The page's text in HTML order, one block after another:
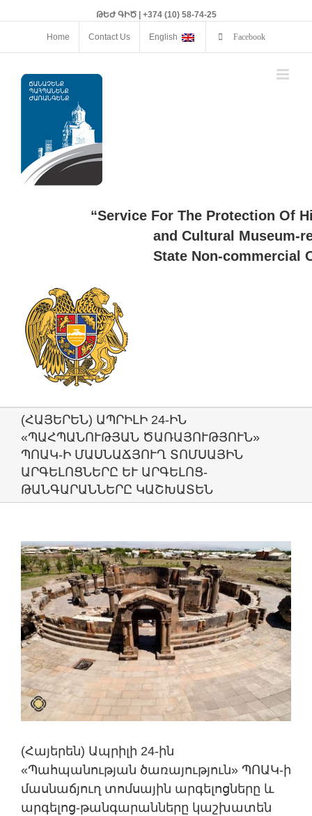
ԹԵԺ ԳԻԾ | +374 (10) 58-74-25
Home Contact Us English Facebook
“Service For The Protection Of
and Cultural Museum-
State Non-commercial
(ՀԱՅԵՐԵՆ) ԱՊՐԻԼԻ 24-ԻՆ
«ՊԱՀՊԱՆՈՒԹՅԱՆ ԾԱՌԱՅՈՒԹՅՈՒՆ»
ՊՈԱԿ-Ի ՄԱՍՆԱՃՅՈՒՂ ՏՈՄՍԱՅԻՆ
ԱՐԳԵԼՈՑՆԵՐԸ ԵՒ ԱՐԳԵԼՈՑ-Թ
ԱՆԳԱՐԱՆՆԵՐԸ ԿԱՇԽԱՏԵՆ
View
Larger
Image
(Հայերեն) Ապրիլի 24-ին
«Պահպանության ծառայություն» ՊՈԱԿ-ի
մասնաճյուղ տոմսային արգելոցները և
արգելոց-թանգարանները կաշխատեն